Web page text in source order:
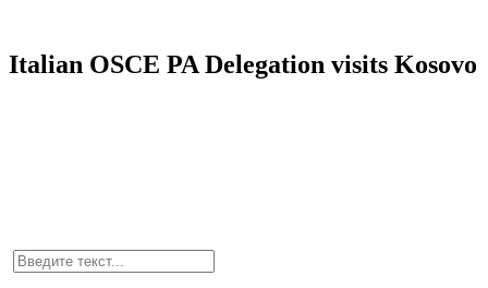
Italian OSCE PA Delegation visits Kosovo